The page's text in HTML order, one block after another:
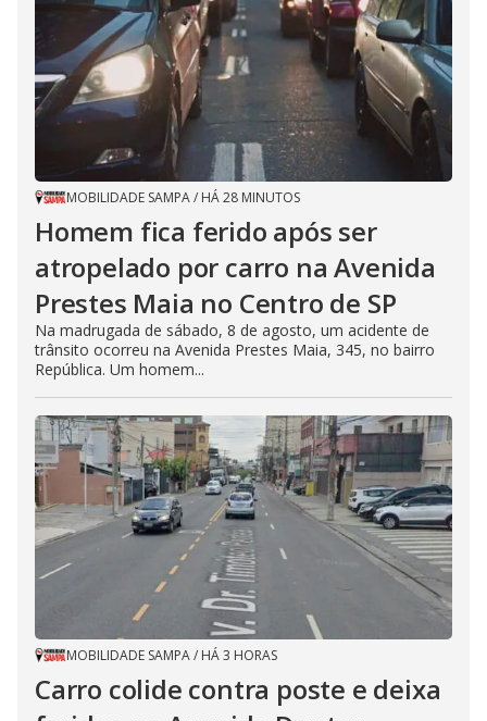
MOBILIDADE SAMPA/ HÁ 28 MINUTOS
Homem fica ferido após ser
atropelado por carro na Avenida
Prestes Maia no Centro de SP
Na madrugada de sábado, 8 de agosto, um acidente de
trânsito ocorreu na Avenida Prestes Maia, 345, no bairro
República. Um homem...
MOBILIDADE SAMPA/ HÁ 3 HORAS
Carro colide contra poste e deixa